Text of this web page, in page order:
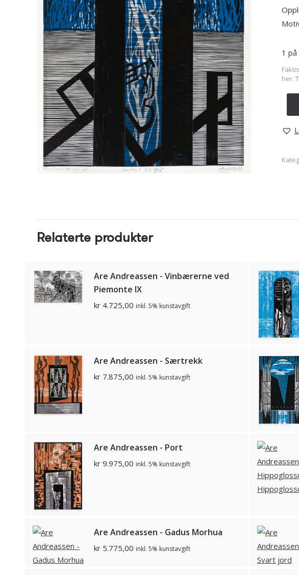
1
her.
Relaterte produkter
Are Andreassen - Vinbærerne ved
Piemonte lX
kr 4.725,00 inkl. 5% kunstavgift
Are Andreassen - Særtrekk
kr 7.875,00 inkl. 5% kunstavgift
Are Andreassen - Port
kr 9.975,00 inkl. 5% kunstavgift
Are Andreassen - Gadus Morhua
kr 5.775,00 inkl. 5% kunstavgift